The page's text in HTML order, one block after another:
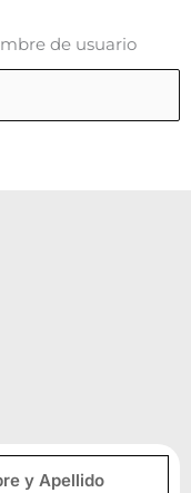
de usuario